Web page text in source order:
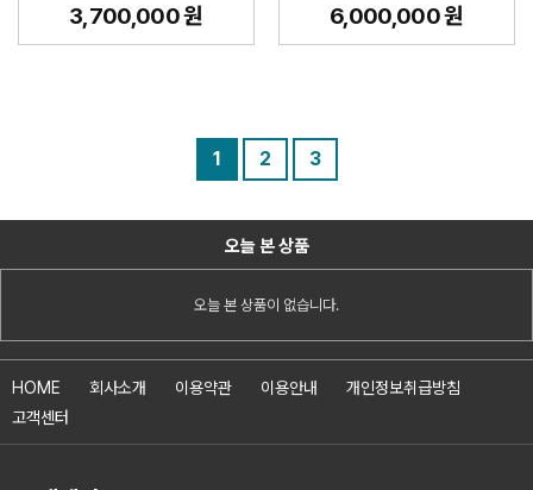
3,700,000 원 6,000,000 원
1 2 3
오늘 본 상품
오늘 본 상품이 없습니다.
HOME 회사소개 이용약관 이용안내
개인정보취급방침
고객센터